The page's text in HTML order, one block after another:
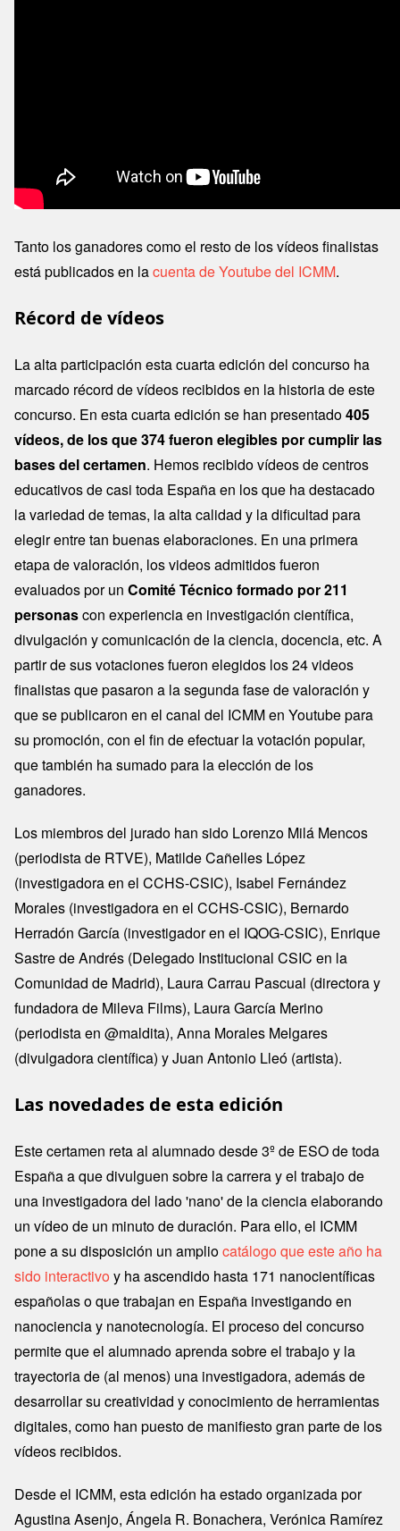
Tanto los ganadores como el resto de los vídeos finalistas
está publicados en lacuenta de Youtube del ICMM.
Récord de vídeos
La alta participación esta cuarta edición del concurso ha
marcado récord de vídeos recibidos en la historia de este
concurso. En esta cuarta edición se han presentado405
vídeos, de los que 374 fueron elegibles por cumplir las
bases del certamen. Hemos recibido vídeos de centros
educativos de casi toda España en los que ha destacado
la variedad de temas, la alta calidad y la dificultad para
elegir entre tan buenas elaboraciones. En una primera
etapa de valoración, los videos admitidos fueron
evaluados por un Comité Técnico formado por 211
personascon experiencia en investigación científica,
divulgación y comunicación de la ciencia, docencia, etc. A
partir de sus votaciones fueron elegidos los 24 videos
finalistas que pasaron a la segunda fase de valoración y
que se publicaron en el canal del ICMM en Youtube para
su promoción, con el fin de efectuar la votación popular,
que también ha sumado para la elección de los
ganadores.
Los miembros del jurado han sido Lorenzo Milá Mencos
(periodista de RTVE), Matilde Cañelles López
(investigadora en el CCHS-CSIC), Isabel Fernández
Morales (investigadora en el CCHS-CSIC), Bernardo
Herradón García (investigador en el IQOG-CSIC), Enrique
Sastre de Andrés (Delegado Institucional CSIC en la
Comunidad de Madrid), Laura Carrau Pascual (directora y
fundadora de Mileva Films), Laura García Merino
(periodista en @maldita), Anna Morales Melgares
(divulgadora científica) y Juan Antonio Lleó (artista).
Las novedades de esta edición
Este certamen reta al alumnado desde 3º de ESO de toda
España a que divulguen sobre la carrera y el trabajo de
una investigadora del lado 'nano' de la ciencia elaborando
un vídeo de un minuto de duración. Para ello, el ICMM
pone a su disposición un ampliocatálogo que este año ha
sido interactivo y ha ascendido hasta 171 nanocientíficas
españolas o que trabajan en España investigando en
nanociencia y nanotecnología. El proceso del concurso
permite que el alumnado aprenda sobre el trabajo y la
trayectoria de (al menos) una investigadora, además de
desarrollar su creatividad y conocimiento de herramientas
digitales, como han puesto de manifiesto gran parte de los
vídeos recibidos.
Desde el ICMM, esta edición ha estado organizada por
Agustina Asenjo, Ángela R. Bonachera, Verónica Ramírez